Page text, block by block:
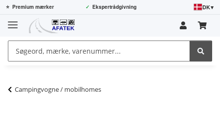
⭐ Premium mærker ✓ Ekspertrådgivning DK▾
Campingvogne / mobilhomes